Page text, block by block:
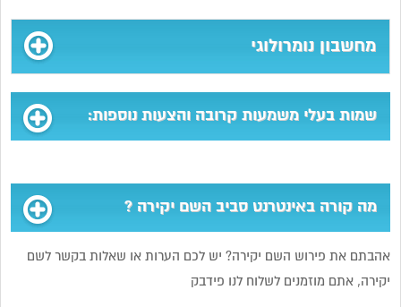
מחשבון נומרולוגי
שמות בעלי משמעות קרובה והצעות נוספות:
מה קורה באינטרנט סביב השם יקירה ?
אהבתם את פירוש השם יקירה? יש לכם הערות או שאלות בקשר לשם
יקירה, אתם מוזמנים לשלוח לנו פידבק